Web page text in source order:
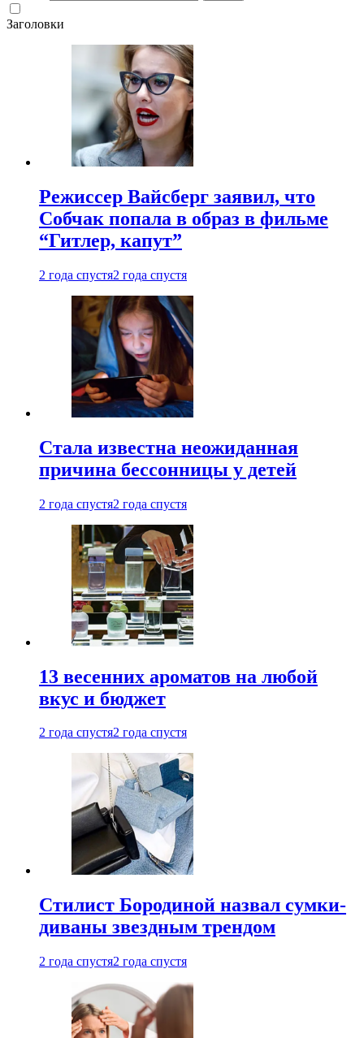
Заголовки
Режиссер Вайсберг заявил, что
Собчак попала в образ в фильме
“Гитлер, капут”
2 года спустя2 года спустя
Стала известна неожиданная
причина бессонницы у детей
2 года спустя2 года спустя
13 весенних ароматов на любой
вкус и бюджет
2 года спустя2 года спустя
Стилист Бородиной назвал сумки-
диваны звездным трендом
2 года спустя2 года спустя